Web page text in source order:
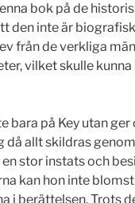
bok på de
den inte är
från de verkliga
vilket skulle kunna
bara på Key utan ger
då allt skildras
stor instats och
kan hon inte
i berättelsen. Trots